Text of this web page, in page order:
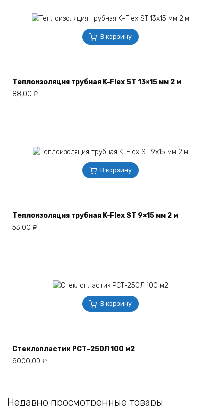
В корзину
Теплоизоляция трубная K-Flex ST 13×15 мм 2 м
88,00 ₽
В корзину
Теплоизоляция трубная K-Flex ST 9×15 мм 2 м
53,00 ₽
В корзину
Стеклопластик РСТ-250Л 100 м2
8000,00 ₽
Недавно просмотренные товары